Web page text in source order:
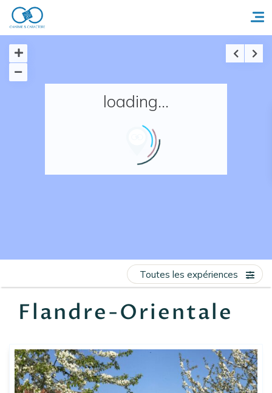
Accueil
Nos adresses en France
loading...
Flandre-Orientale
Toutes les expériences